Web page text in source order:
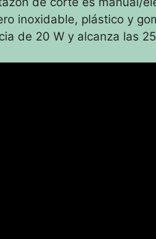
inoxidable, plástico y
de 20 W y alcanza las